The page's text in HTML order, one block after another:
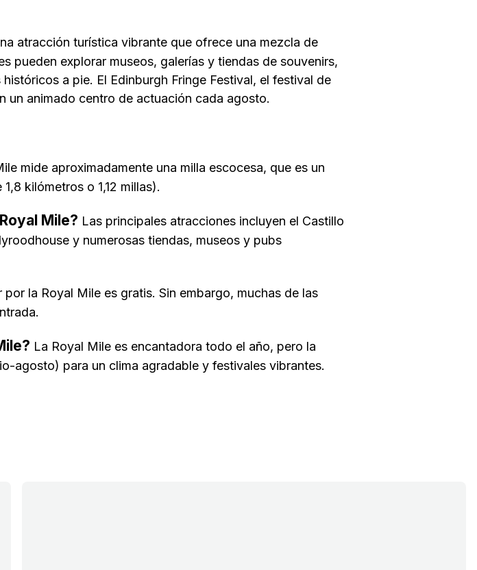
atracción turística vibrante que ofrece una mezcla de
pueden explorar museos, galerías y tiendas de souvenirs,
a pie. El Edinburgh Fringe Festival, el festival de
un animado centro de actuación cada agosto.
mide aproximadamente una milla escocesa, que es un
kilómetros o 1,12 millas).
Mile? Las principales atracciones incluyen el Castillo
y numerosas tiendas, museos y pubs
por la Royal Mile es gratis. Sin embargo, muchas de las
La Royal Mile es encantadora todo el año, pero la
agosto) para un clima agradable y festivales vibrantes.